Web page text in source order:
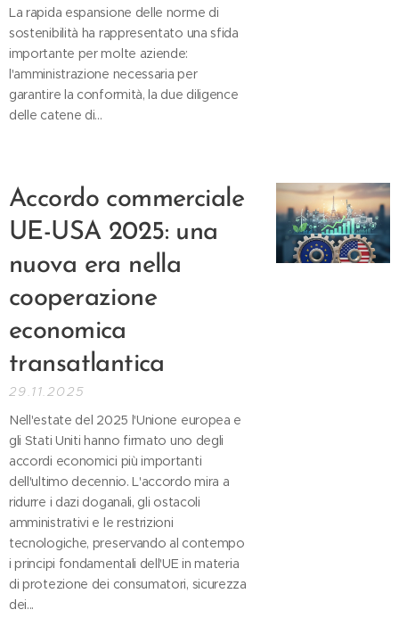
La rapida espansione delle norme di
sostenibilità ha rappresentato una sfida
importante per molte aziende:
l'amministrazione necessaria per
garantire la conformità, la due diligence
delle catene di...
Accordo commerciale
UE-USA 2025: una
nuova era nella
cooperazione
economica
transatlantica
29.11.2025
Nell'estate del 2025 l'Unione europea e
gli Stati Uniti hanno firmato uno degli
accordi economici più importanti
dell'ultimo decennio. L'accordo mira a
ridurre i dazi doganali, gli ostacoli
amministrativi e le restrizioni
tecnologiche, preservando al contempo
i principi fondamentali dell'UE in materia
di protezione dei consumatori, sicurezza
dei...